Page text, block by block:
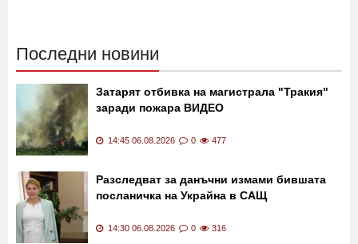
Последни новини
Затарят отбивка на магистрала "Тракия"
заради пожара ВИДЕО
14:45 06.08.2026 0 477
Разследват за данъчни измами бившата
посланичка на Украйна в САЩ
14:30 06.08.2026 0 316